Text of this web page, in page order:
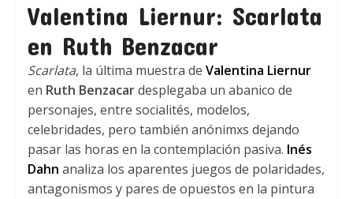
Valentina Liernur: Scarlata
en Ruth Benzacar
Scarlata, la última muestra de Valentina Liernur
en Ruth Benzacardesplegaba un abanico de
personajes, entre socialités, modelos,
celebridades, pero también anónimxs dejando
pasar las horas en la contemplación pasiva. Inés
Dahn analiza los aparentes juegos de polaridades,
antagonismos y pares de opuestos en la pintura